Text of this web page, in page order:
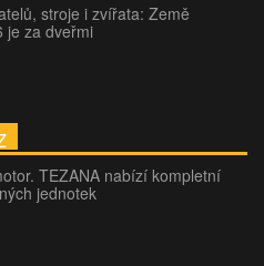
stroje i zvířata: Země
je za dveřmi
TEZANA nabízí kompletní
jednotek